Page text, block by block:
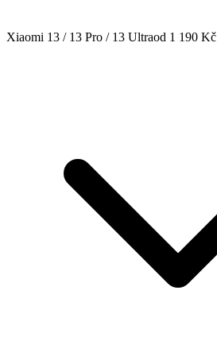
Xiaomi 13 / 13 Pro / 13 Ultraod 1 190 Kč